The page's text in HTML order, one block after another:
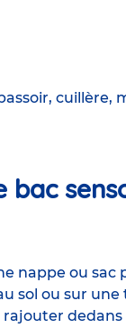
cuillère,
bac
nappe ou sac
sol ou sur une
rajouter dedans